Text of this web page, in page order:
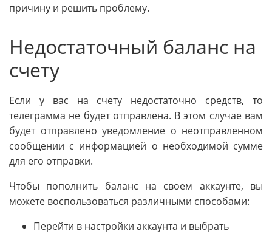
причину и решить проблему.
Недостаточный баланс на
счету
Если у вас на счету недостаточно средств, то
телеграмма не будет отправлена. В этом случае вам
будет отправлено уведомление о неотправленном
сообщении с информацией о необходимой сумме
для его отправки.
Чтобы пополнить баланс на своем аккаунте, вы
можете воспользоваться различными способами:
Перейти в настройки аккаунта и выбрать